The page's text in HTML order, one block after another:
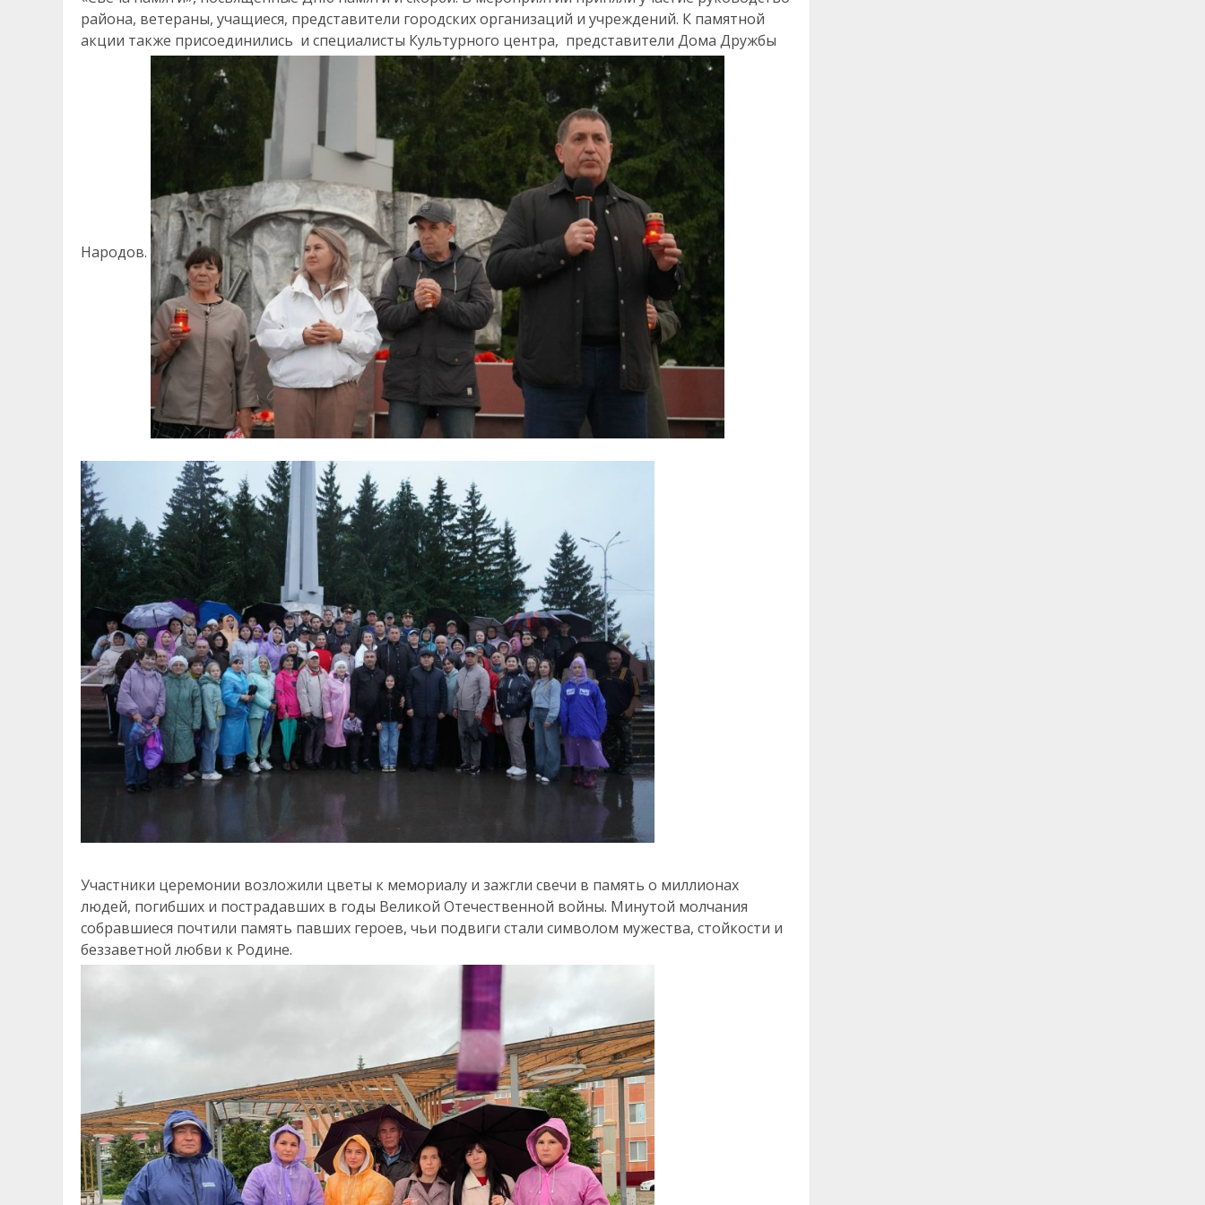
района, ветераны, учащиеся, представители городских организаций и учреждений. К памятной
акции также присоединились и специалисты Культурного центра, представители Дома Дружбы
Народов.
Участники церемонии возложили цветы к мемориалу и зажгли свечи в память о миллионах
людей, погибших и пострадавших в годы Великой Отечественной войны. Минутой молчания
собравшиеся почтили память павших героев, чьи подвиги стали символом мужества, стойкости и
беззаветной любви к Родине.